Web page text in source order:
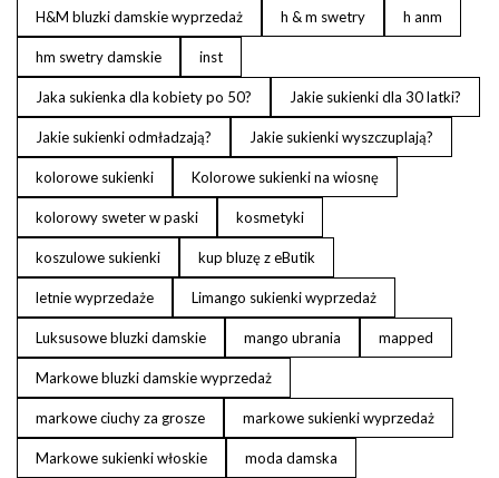
H&M bluzki damskie wyprzedaż h & m swetry h anm
hm swetry damskie inst
Jaka sukienka dla kobiety po 50? Jakie sukienki dla 30 latki?
Jakie sukienki odmładzają? Jakie sukienki wyszczuplają?
kolorowe sukienki Kolorowe sukienki na wiosnę
kolorowy sweter w paski kosmetyki
koszulowe sukienki kup bluzę z eButik
letnie wyprzedaże Limango sukienki wyprzedaż
Luksusowe bluzki damskie mango ubrania mapped
Markowe bluzki damskie wyprzedaż
markowe ciuchy za grosze markowe sukienki wyprzedaż
Markowe sukienki włoskie moda damska